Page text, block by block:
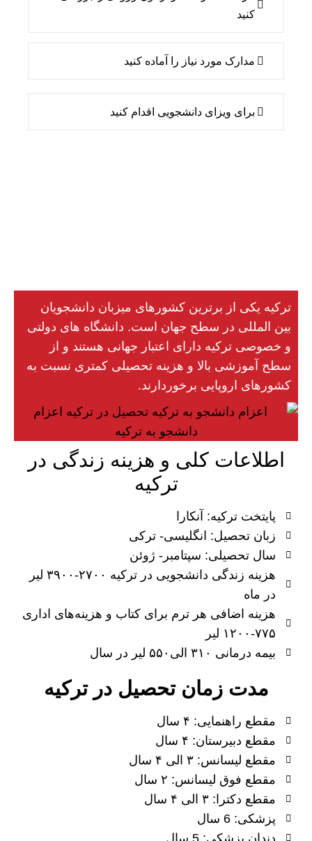
کنید
مدارک مورد نیاز را آماده کنید
برای ویزای دانشجویی اقدام کنید
ترکیه یکی از برترین کشورهای میزبان دانشجویان
بین المللی در سطح جهان است. دانشگاه های دولتی
و خصوصی ترکیه دارای اعتبار جهانی هستند و از
سطح آموزشی بالا و هزینه تحصیلی کمتری نسبت به
کشورهای اروپایی برخوردارند.
اطلاعات کلی و هزینه زندگی در
ترکیه
پایتخت ترکیه: آنکارا
زبان تحصیل: انگلیسی- ترکی
سال تحصیلی: سپتامبر- ژوئن
هزینه زندگی دانشجویی در ترکیه ۲۷۰۰-۳۹۰۰ لیر
در ماه
هزینه اضافی هر ترم برای کتاب و هزینه‌های اداری
۷۷۵-۱۲۰۰ لیر
بیمه درمانی ۳۱۰ الی۵۵۰ لیر در سال
مدت زمان تحصیل در ترکیه
مقطع راهنمایی: ۴ سال
مقطع دبیرستان: ۴ سال
مقطع لیسانس: ۳ الی ۴ سال
مقطع فوق لیسانس: ۲ سال
مقطع دکترا: ۳ الی ۴ سال
پزشکی: 6 سال